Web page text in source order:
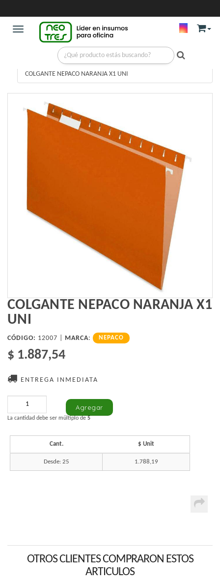
Toggle navigation
COLGANTES E INTERIORES /
COLGANTE NEPACO NARANJA X1 UNI
COLGANTE NEPACO NARANJA X1
UNI
CÓDIGO: 12007 | MARCA: NEPACO
$ 1.887,54
ENTREGA INMEDIATA
La cantidad debe ser múltiplo de 5
Cant. $ Unit
Desde: 25 1.788,19
OTROS CLIENTES COMPRARON ESTOS
ARTICULOS